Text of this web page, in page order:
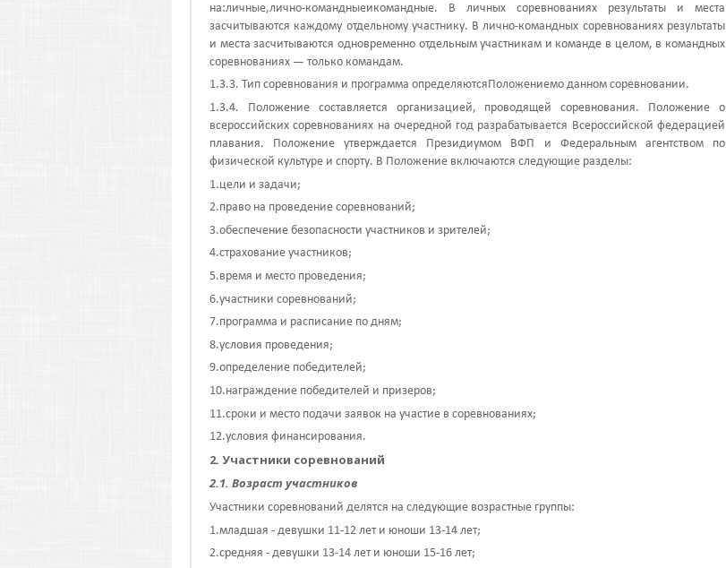
на:личные,лично-командныеикомандные. В личных соревнованиях результаты и места
засчитываются каждому отдельному участнику. В лично-командных соревнованиях результаты
и места засчитываются одновременно отдельным участникам и команде в целом, в командных
соревнованиях — только командам.
1.3.3. Тип соревнования и программа определяютсяПоложениемо данном соревновании.
1.3.4. Положение составляется организацией, проводящей соревнования. Положение о
всероссийских соревнованиях на очередной год разрабатывается Всероссийской федерацией
плавания. Положение утверждается Президиумом ВФП и Федеральным агентством по
физической культуре и спорту. В Положение включаются следующие разделы:
1.цели и задачи;
2.право на проведение соревнований;
3.обеспечение безопасности участников и зрителей;
4.страхование участников;
5.время и место проведения;
6.участники соревнований;
7.программа и расписание по дням;
8.условия проведения;
9.определение победителей;
10.награждение победителей и призеров;
11.сроки и место подачи заявок на участие в соревнованиях;
12.условия финансирования.
2. Участники соревнований
2.1. Возраст участников
Участники соревнований делятся на следующие возрастные группы:
1.младшая - девушки 11-12 лет и юноши 13-14 лет;
2.средняя - девушки 13-14 лет и юноши 15-16 лет;